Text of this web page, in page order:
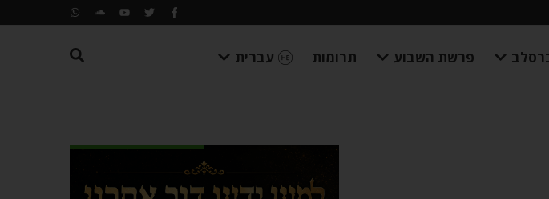
פרשת השבוע תרומות עברית